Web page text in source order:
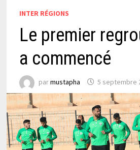
INTER RÉGIONS
Le premier
a commencé
parmustapha 5 septembre